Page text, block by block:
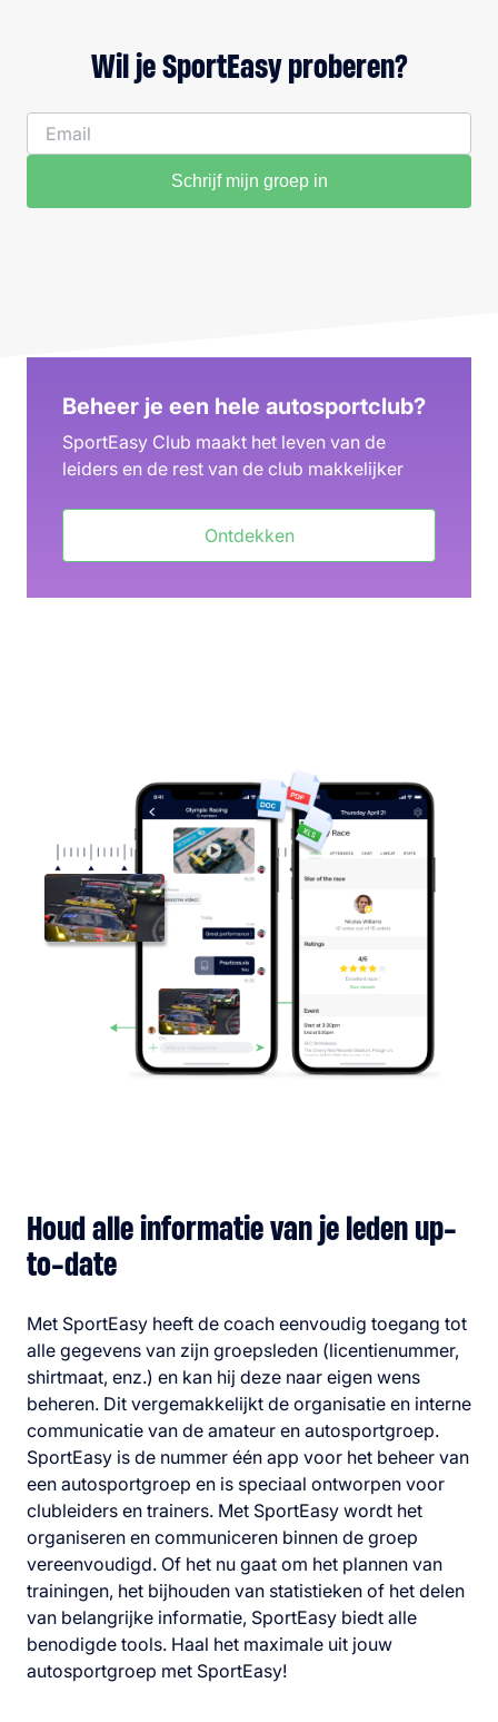
Wil je SportEasy proberen?
Schrijf mijn groep in
Beheer je een hele autosportclub?
SportEasy Club maakt het leven van de
leiders en de rest van de club makkelijker
Ontdekken
Houd alle informatie van je leden up-
to-date
Met SportEasy heeft de coach eenvoudig toegang tot
alle gegevens van zijn groepsleden (licentienummer,
shirtmaat, enz.) en kan hij deze naar eigen wens
beheren. Dit vergemakkelijkt de organisatie en interne
communicatie van de amateur en autosportgroep.
SportEasy is de nummer één app voor het beheer van
een autosportgroep en is speciaal ontworpen voor
clubleiders en trainers. Met SportEasy wordt het
organiseren en communiceren binnen de groep
vereenvoudigd. Of het nu gaat om het plannen van
trainingen, het bijhouden van statistieken of het delen
van belangrijke informatie, SportEasy biedt alle
benodigde tools. Haal het maximale uit jouw
autosportgroep met SportEasy!